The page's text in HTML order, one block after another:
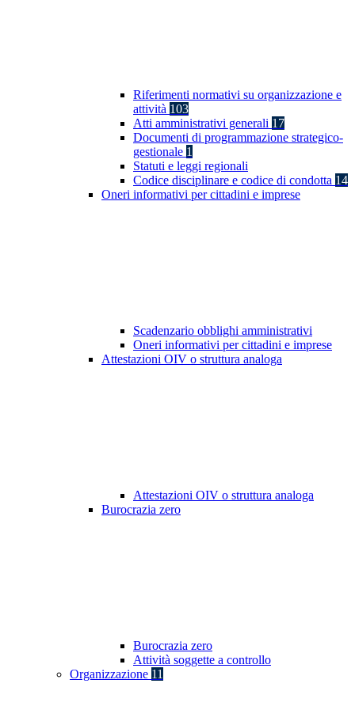
Riferimenti normativi su organizzazione e
attività 103
Atti amministrativi generali 17
Documenti di programmazione strategico-
gestionale 1
Statuti e leggi regionali
Codice disciplinare e codice di condotta 14
Oneri informativi per cittadini e imprese
Scadenzario obblighi amministrativi
Oneri informativi per cittadini e imprese
Attestazioni OIV o struttura analoga
Attestazioni OIV o struttura analoga
Burocrazia zero
Burocrazia zero
Attività soggette a controllo
Organizzazione 11